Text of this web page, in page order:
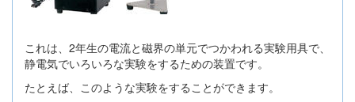
これは、2年生の電流と磁界の単元でつかわれる実験用具で、
静電気でいろいろな実験をするための装置です。
たとえば、このような実験をすることができます。